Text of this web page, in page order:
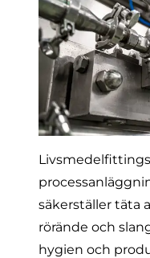
säkerställer täta
rörände och
hygien och